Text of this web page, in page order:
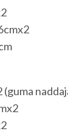
(guma